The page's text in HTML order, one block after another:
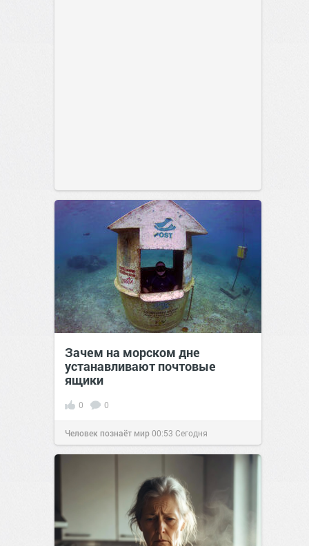
Зачем на морском дне
устанавливают почтовые
ящики
0 0
Человек познаёт мир00:53 Сегодня